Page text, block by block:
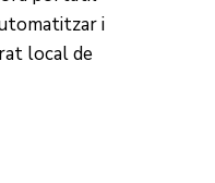
i
local de